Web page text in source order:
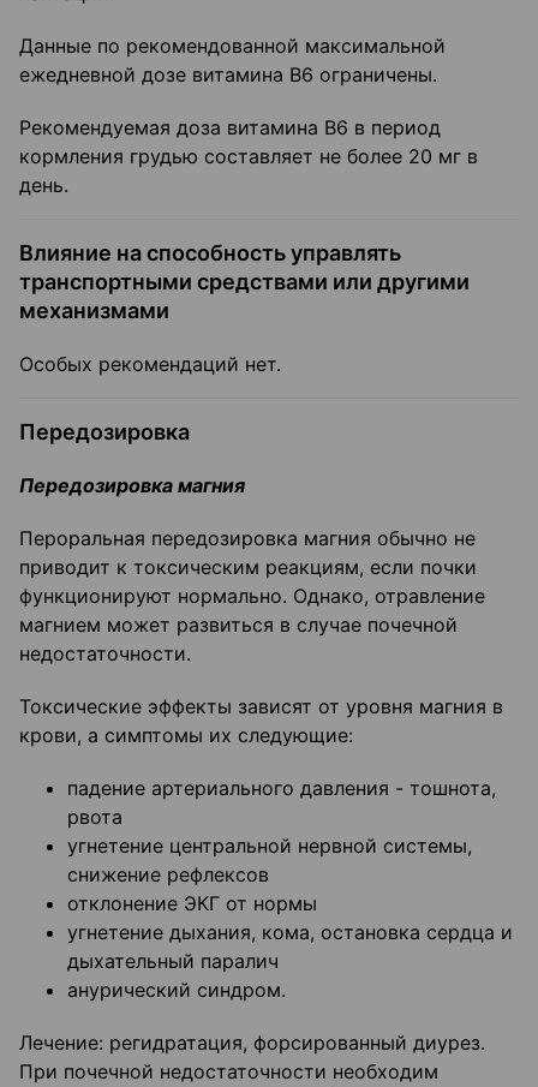
Данные по рекомендованной максимальной
ежедневной дозе витамина В6 ограничены.
Рекомендуемая доза витамина В6 в период
кормления грудью составляет не более 20 мг в
день.
Влияние на способность управлять
транспортными средствами или другими
механизмами
Особых рекомендаций нет.
Передозировка
Передозировка магния
Пероральная передозировка магния обычно не
приводит к токсическим реакциям, если почки
функционируют нормально. Однако, отравление
магнием может развиться в случае почечной
недостаточности.
Токсические эффекты зависят от уровня магния в
крови, а симптомы их следующие:
падение артериального давления - тошнота,
рвота
угнетение центральной нервной системы,
снижение рефлексов
отклонение ЭКГ от нормы
угнетение дыхания, кома, остановка сердца и
дыхательный паралич
анурический синдром.
Лечение: регидратация, форсированный диурез.
При почечной недостаточности необходим